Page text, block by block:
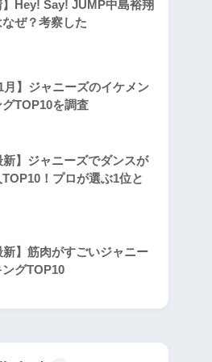
】Hey! Say! JUMP中島裕翔
ぜ？考察した
月】ジャニーズのイケメン
TOP10を調査
新】ジャニーズでダンスが
TOP10！プロが選ぶ1位と
新】筋肉がすごいジャニー
ングTOP10